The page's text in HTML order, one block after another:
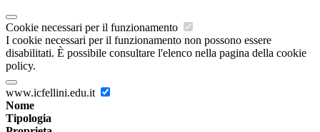
Cookie necessari per il funzionamento
I cookie necessari per il funzionamento non possono essere
disabilitati. È possibile consultare l'elenco nella pagina della cookie
policy.
www.icfellini.edu.it
Nome
Tipologia